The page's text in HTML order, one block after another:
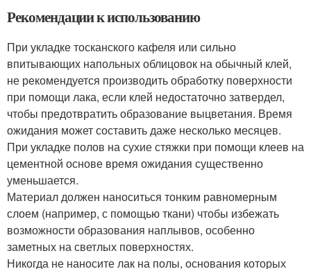
Рекомендации к использованию
При укладке тосканского кафеля или сильно
впитывающих напольных облицовок на обычный клей,
не рекомендуется производить обработку поверхности
при помощи лака, если клей недостаточно затвердел,
чтобы предотвратить образование выцветания. Время
ожидания может составить даже несколько месяцев.
При укладке полов на сухие стяжки при помощи клеев на
цементной основе время ожидания существенно
уменьшается.
Материал должен наноситься тонким равномерным
слоем (например, с помощью ткани) чтобы избежать
возможности образования наплывов, особенно
заметных на светлых поверхностях.
Никогда не наносите лак на полы, основания которых